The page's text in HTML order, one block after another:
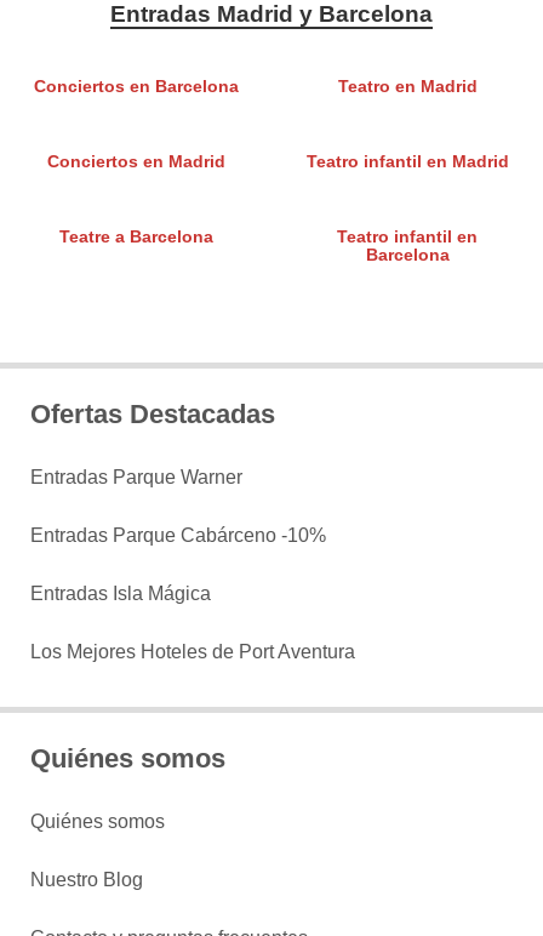
Entradas Madrid y Barcelona
Conciertos en Barcelona Teatro en Madrid
Conciertos en Madrid Teatro infantil en Madrid
Teatre a Barcelona
Teatro infantil en
Barcelona
Ofertas Destacadas
Entradas Parque Warner
Entradas Parque Cabárceno -10%
Entradas Isla Mágica
Los Mejores Hoteles de Port Aventura
Quiénes somos
Quiénes somos
Nuestro Blog